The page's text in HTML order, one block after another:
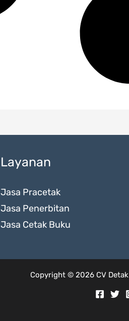
Layanan
Jasa Pracetak
Jasa Penerbitan
Jasa Cetak Buku
Copyright © 2026 CV